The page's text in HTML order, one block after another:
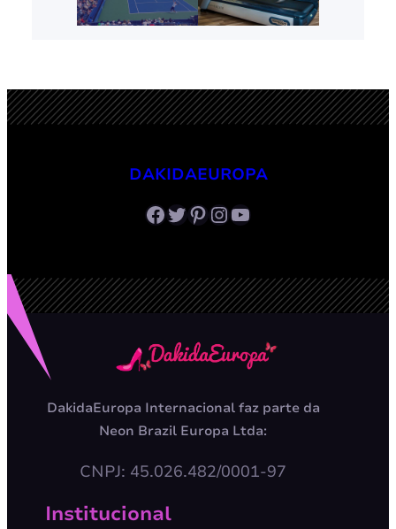
DAKIDAEUROPA
Facebook Twitter Pinterest InstagramYoutube
DakidaEuropa Internacional faz parte da
Neon Brazil Europa Ltda:
CNPJ: 45.026.482/0001-97
Institucional